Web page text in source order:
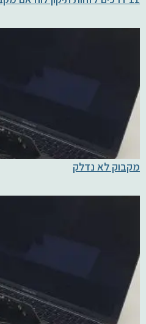
מקבוק לא נדלק